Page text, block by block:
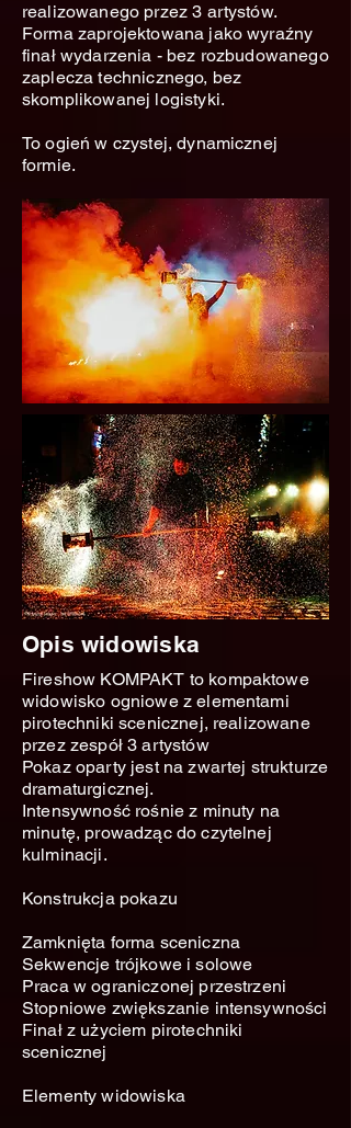
realizowanego przez 3 artystów.
Forma zaprojektowana jako wyraźny
finał wydarzenia - bez rozbudowanego
zaplecza technicznego, bez
skomplikowanej logistyki.
To ogień w czystej, dynamicznej
formie.
Opis widowiska
Fireshow KOMPAKT to kompaktowe
widowisko ogniowe z elementami
pirotechniki scenicznej, realizowane
przez zespół 3 artystów
Pokaz oparty jest na zwartej strukturze
dramaturgicznej.
Intensywność rośnie z minuty na
minutę, prowadząc do czytelnej
kulminacji.
Konstrukcja pokazu
Zamknięta forma sceniczna
Sekwencje trójkowe i solowe
Praca w ograniczonej przestrzeni
Stopniowe zwiększanie intensywności
Finał z użyciem pirotechniki
scenicznej
Elementy widowiska